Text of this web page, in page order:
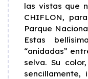
las vistas que
CHIFLON,
Parque
Estas
“anidadas”
selva. Su
sencillamente,